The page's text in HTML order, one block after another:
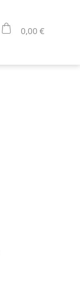
0,00 €